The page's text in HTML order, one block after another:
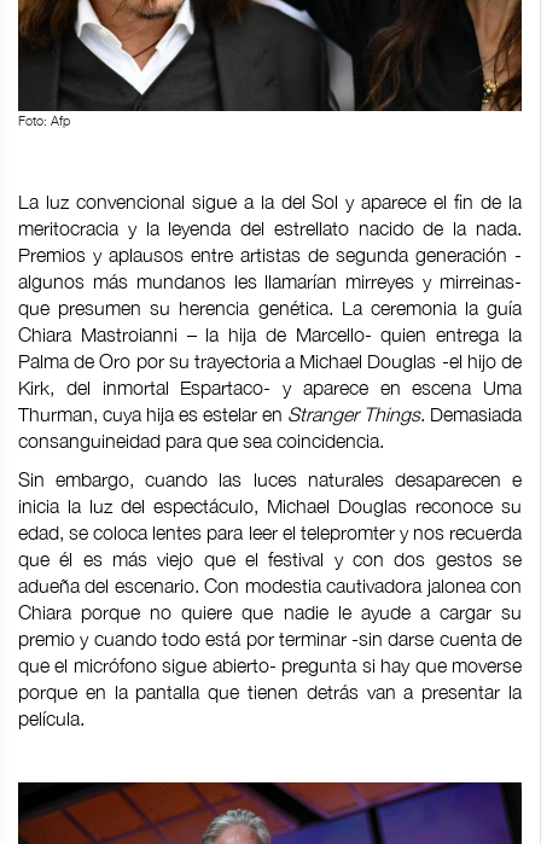
Foto: Afp
La luz convencional sigue a la del Sol y aparece el fin de la
meritocracia y la leyenda del estrellato nacido de la nada.
Premios y aplausos entre artistas de segunda generación -
algunos más mundanos les llamarían mirreyes y mirreinas-
que presumen su herencia genética. La ceremonia la guía
Chiara Mastroianni – la hija de Marcello- quien entrega la
Palma de Oro por su trayectoria a Michael Douglas -el hijo de
Kirk, del inmortal Espartaco- y aparece en escena Uma
Thurman, cuya hija es estelar en Stranger Things. Demasiada
consanguineidad para que sea coincidencia.
Sin embargo, cuando las luces naturales desaparecen e
inicia la luz del espectáculo, Michael Douglas reconoce su
edad, se coloca lentes para leer el telepromter y nos recuerda
que él es más viejo que el festival y con dos gestos se
adueña del escenario. Con modestia cautivadora jalonea con
Chiara porque no quiere que nadie le ayude a cargar su
premio y cuando todo está por terminar -sin darse cuenta de
que el micrófono sigue abierto- pregunta si hay que moverse
porque en la pantalla que tienen detrás van a presentar la
película.